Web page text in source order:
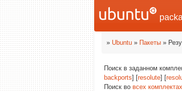
» Ubuntu » Пакеты »
Поиск в заданном
backports] [resolute] [
Поиск во всех комплектах